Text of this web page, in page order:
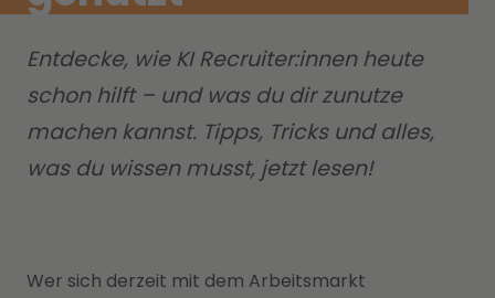
Entdecke, wie KI Recruiter:innen heute
schon hilft – und was du dir zunutze
machen kannst. Tipps, Tricks und alles,
was du wissen musst, jetzt lesen!
Wer sich derzeit mit dem Arbeitsmarkt